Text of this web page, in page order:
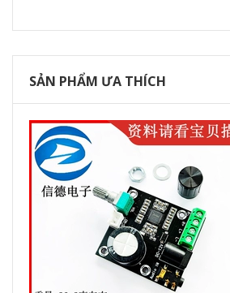
SẢN PHẨM ƯA THÍCH